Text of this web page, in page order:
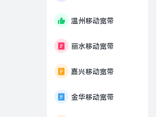
温州移动宽带
丽水移动宽带
嘉兴移动宽带
金华移动宽带